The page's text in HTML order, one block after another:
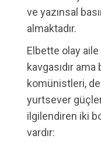
ve yazınsal
almaktadır.
Elbette olay
kavgasıdır ama
komünistleri,
yurtsever
ilgilendiren iki
vardır: